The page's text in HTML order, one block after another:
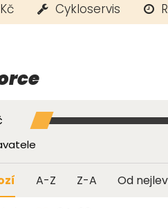
Cykloservis
A-Z Z-A Od